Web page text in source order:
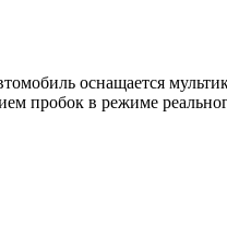
оснащается
пробок в режиме